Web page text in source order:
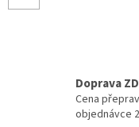
Doprava
Cena
objednávce